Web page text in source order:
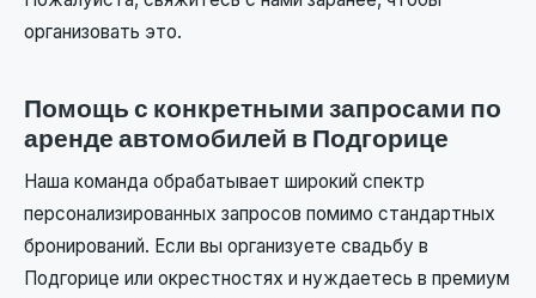
организовать это.
Помощь с конкретными запросами по
аренде автомобилей в Подгорице
Наша команда обрабатывает широкий спектр
персонализированных запросов помимо стандартных
бронирований. Если вы организуете свадьбу в
Подгорице или окрестностях и нуждаетесь в премиум